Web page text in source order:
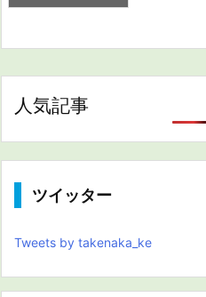
人気記事
ツイッター
Tweets by takenaka_ke